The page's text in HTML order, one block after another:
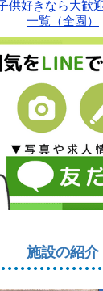
施設の紹介